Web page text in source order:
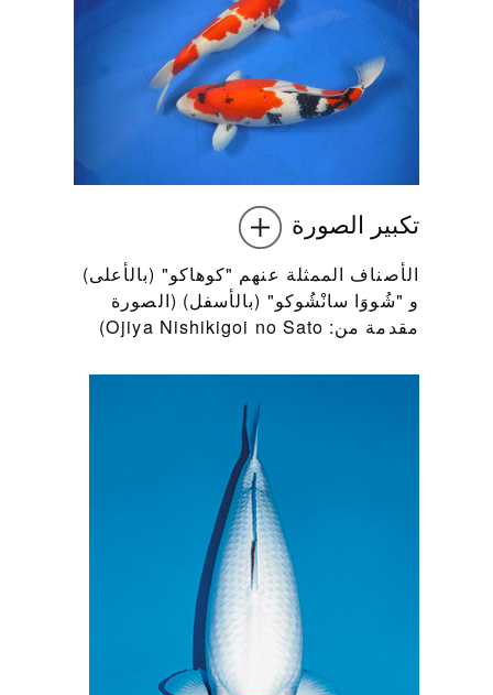
تكبير الصورة
الأصناف الممثلة عنهم "كوهاكو" (بالأعلى)
و "شُووَا سانْشُوكو" (بالأسفل) (الصورة
مقدمة من: Ojiya Nishikigoi no Sato)